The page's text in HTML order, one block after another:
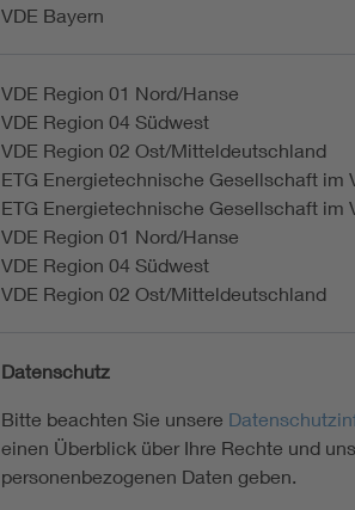
VDE Bayern
VDE Region 01 Nord/Hanse
VDE Region 04 Südwest
VDE Region 02 Ost/Mitteldeutschland
ETG Energietechnische Gesellschaft im
ETG Energietechnische Gesellschaft im
VDE Region 01 Nord/Hanse
VDE Region 04 Südwest
VDE Region 02 Ost/Mitteldeutschland
Datenschutz
Bitte beachten Sie unsere
einen Überblick über Ihre Rechte und
personenbezogenen Daten geben.